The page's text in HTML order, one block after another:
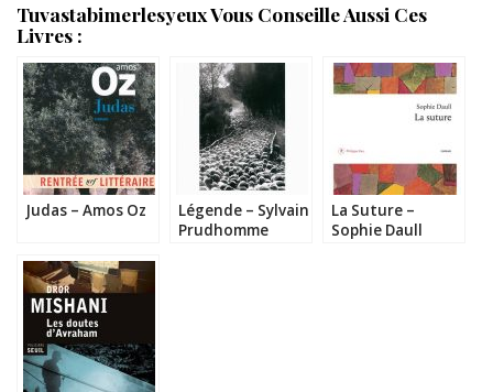
Tuvastabimerlesyeux Vous Conseille Aussi Ces
Livres :
Judas – Amos Oz
Légende – Sylvain
Prudhomme
La Suture –
Sophie Daull